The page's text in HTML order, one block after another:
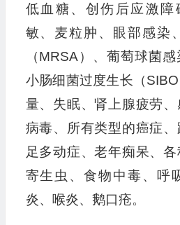
低血糖、创伤后应激障
敏、麦粒肿、眼部感染
（MRSA）、葡萄球菌感
小肠细菌过度生长（
量、失眠、肾上腺疲劳
病毒、所有类型的癌症
足多动症、老年痴呆、各
寄生虫、食物中毒、呼
炎、喉炎、鹅口疮。